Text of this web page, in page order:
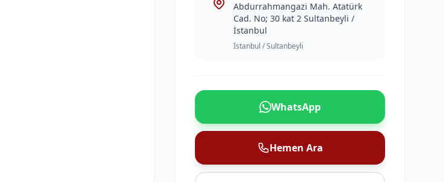
Abdurrahmangazi Mah. Atatürk
Cad. No; 30 kat 2 Sultanbeyli /
İstanbul
İstanbul / Sultanbeyli
WhatsApp
Hemen Ara